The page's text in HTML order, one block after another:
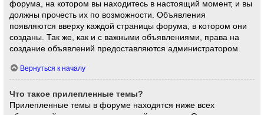
форума, на котором вы находитесь в настоящий момент, и вы
должны прочесть их по возможности. Объявления
появляются вверху каждой страницы форума, в котором они
созданы. Так же, как и с важными объявлениями, права на
создание объявлений предоставляются администратором.
Вернуться к началу
Что такое прилепленные темы?
Прилепленные темы в форуме находятся ниже всех